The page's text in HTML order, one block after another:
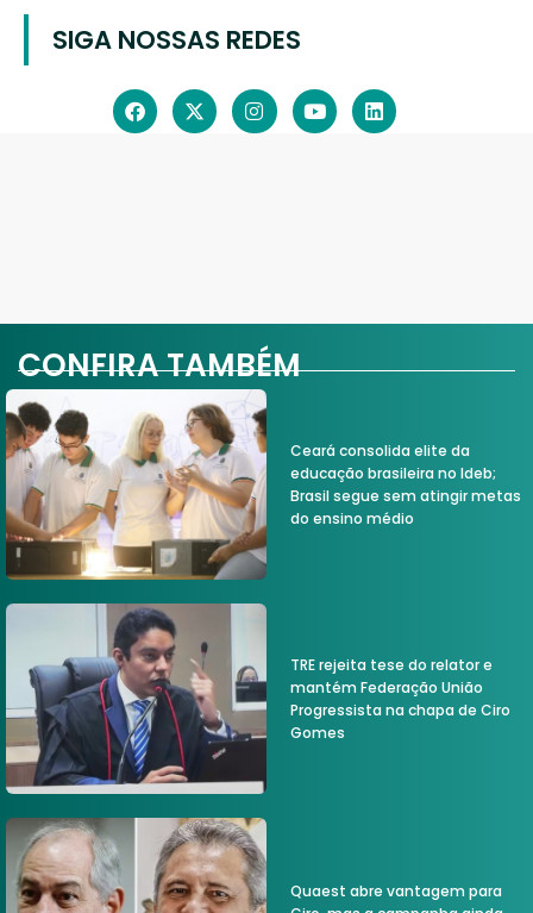
SIGA NOSSAS REDES
CONFIRA TAMBÉM
Ceará consolida elite da
educação brasileira no Ideb;
Brasil segue sem atingir metas
do ensino médio
TRE rejeita tese do relator e
mantém Federação União
Progressista na chapa de Ciro
Gomes
Quaest abre vantagem para